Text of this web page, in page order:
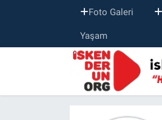
Foto Galeri
Yaşam